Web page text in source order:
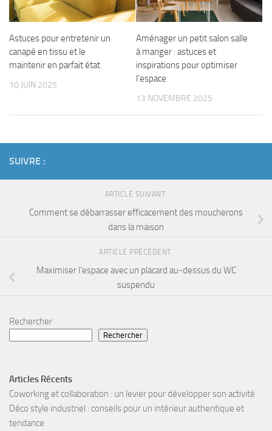
Astuces pour entretenir un
canapé en tissu et le
maintenir en parfait état
10 JUIN 2025
Aménager un petit salon salle
à manger : astuces et
inspirations pour optimiser
l’espace
13 NOVEMBRE 2025
SUIVRE :
ARTICLE SUIVANT
Comment se débarrasser efficacement des moucherons
dans la maison
ARTICLE PRÉCÉDENT
Maximiser l’espace avec un placard au-dessus du WC
suspendu
Rechercher
Rechercher
Articles Récents
Coworking et collaboration : un levier pour développer son activité
Déco style industriel : conseils pour un intérieur authentique et
tendance